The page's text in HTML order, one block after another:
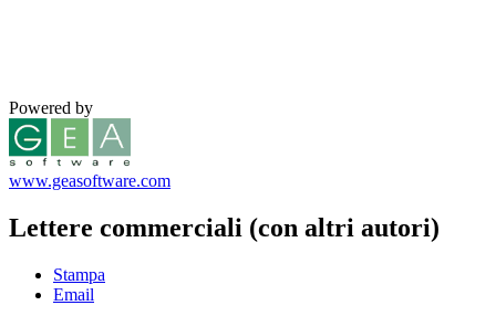
Powered by
www.geasoftware.com
Lettere commerciali (con altri autori)
Stampa
Email